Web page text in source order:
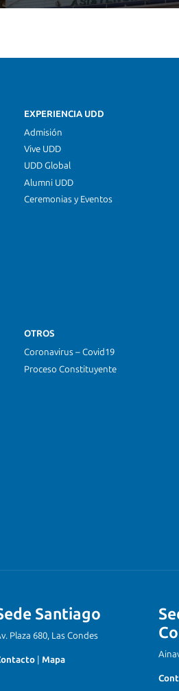
EXPERIENCIA UDD
Admisión
Vive UDD
UDD Global
Alumni UDD
Ceremonias y Eventos
OTROS
Coronavirus – Covid19
Proceso Constituyente
Santiago
Plaza 680, Las Condes
Mapa